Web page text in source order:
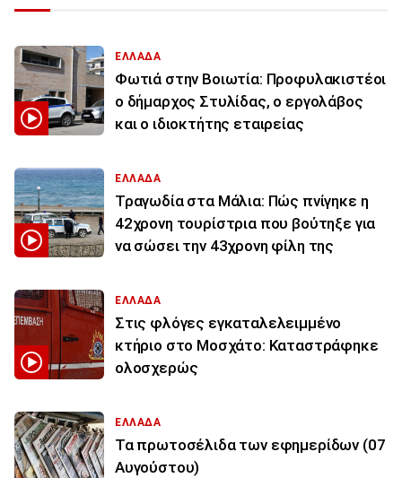
ΕΛΛΑΔΑ
Φωτιά στην Βοιωτία: Προφυλακιστέοι
ο δήμαρχος Στυλίδας, ο εργολάβος
και ο ιδιοκτήτης εταιρείας
ΕΛΛΑΔΑ
Τραγωδία στα Μάλια: Πώς πνίγηκε η
42χρονη τουρίστρια που βούτηξε για
να σώσει την 43χρονη φίλη της
ΕΛΛΑΔΑ
Στις φλόγες εγκαταλελειμμένο
κτήριο στο Μοσχάτο: Καταστράφηκε
ολοσχερώς
ΕΛΛΑΔΑ
Τα πρωτοσέλιδα των εφημερίδων (07
Αυγούστου)